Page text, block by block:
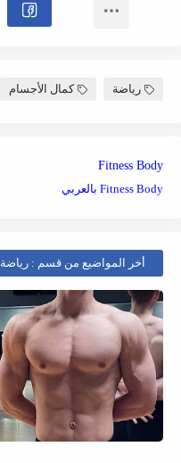
رياضة كمال الأجسام
Fitness Body
Fitness Body بالعربي
أخر المواضيع من قسم : رياضة